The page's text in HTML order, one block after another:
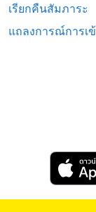
เรียกคืนสัมภาระ
แถลงการณ์การเ